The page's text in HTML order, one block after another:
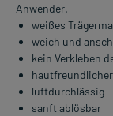
Anwender.
weißes
weich und
kein Verkleben
luftdurchlässig
sanft ablösbar